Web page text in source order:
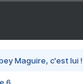
Maguire, c'est lui